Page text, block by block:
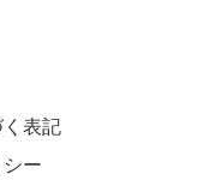
表記
ー